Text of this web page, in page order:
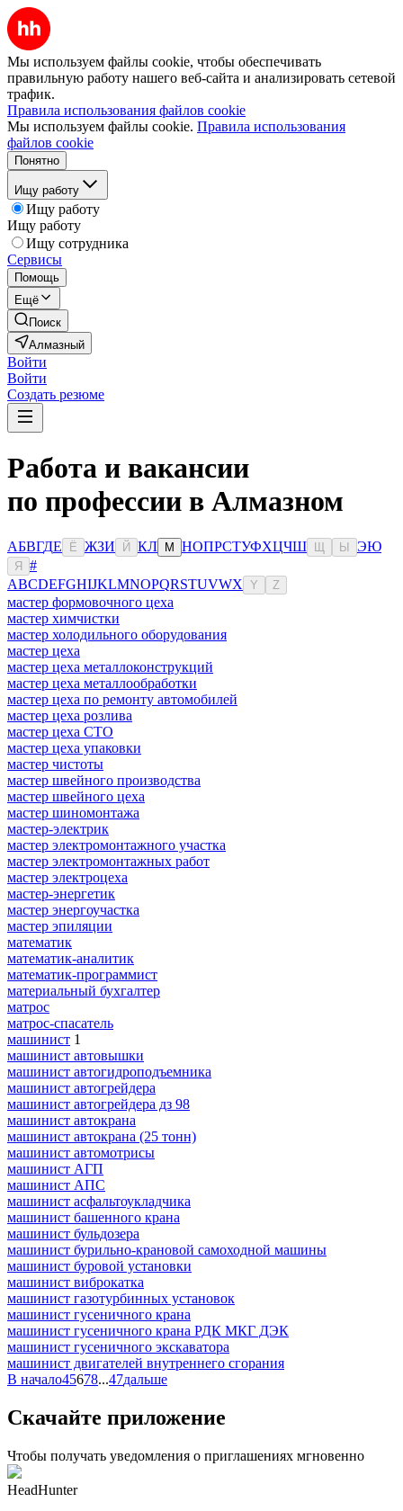
Мы используем файлы cookie, чтобы обеспечивать
правильную работу нашего веб-сайта и анализировать сетевой
трафик.
Правила использования файлов cookie
Мы используем файлы cookie. Правила использования
файлов cookie
Понятно
Ищу работу
Ищу работу
Ищу работу
Ищу сотрудника
Сервисы
Помощь
Ещё
Поиск
Алмазный
Войти
Войти
Создать резюме
Работа и вакансии
по профессии в Алмазном
АБВГДЕ Ё ЖЗИ Й КЛ М НОПРСТУФХЦЧШ Ы ЭЮ
Я
#
ABCDEFGHIJKLMNOPQRSTUVWX Y Z
мастер формовочного цеха
мастер химчистки
мастер холодильного оборудования
мастер цеха
мастер цеха металлоконструкций
мастер цеха металлообработки
мастер цеха по ремонту автомобилей
мастер цеха розлива
мастер цеха СТО
мастер цеха упаковки
мастер чистоты
мастер швейного производства
мастер швейного цеха
мастер шиномонтажа
мастер-электрик
мастер электромонтажного участка
мастер электромонтажных работ
мастер электроцеха
мастер-энергетик
мастер энергоучастка
мастер эпиляции
математик
математик-аналитик
математик-программист
материальный бухгалтер
матрос
матрос-спасатель
машинист 1
машинист автовышки
машинист автогидроподъемника
машинист автогрейдера
машинист автогрейдера дз 98
машинист автокрана
машинист автокрана (25 тонн)
машинист автомотрисы
машинист АГП
машинист АПС
машинист асфальтоукладчика
машинист башенного крана
машинист бульдозера
машинист бурильно-крановой самоходной машины
машинист буровой установки
машинист виброкатка
машинист газотурбинных установок
машинист гусеничного крана
машинист гусеничного крана РДК МКГ ДЭК
машинист гусеничного экскаватора
машинист двигателей внутреннего сгорания
В начало45678...47дальше
Скачайте приложение
Чтобы получать уведомления о приглашениях мгновенно
HeadHunter